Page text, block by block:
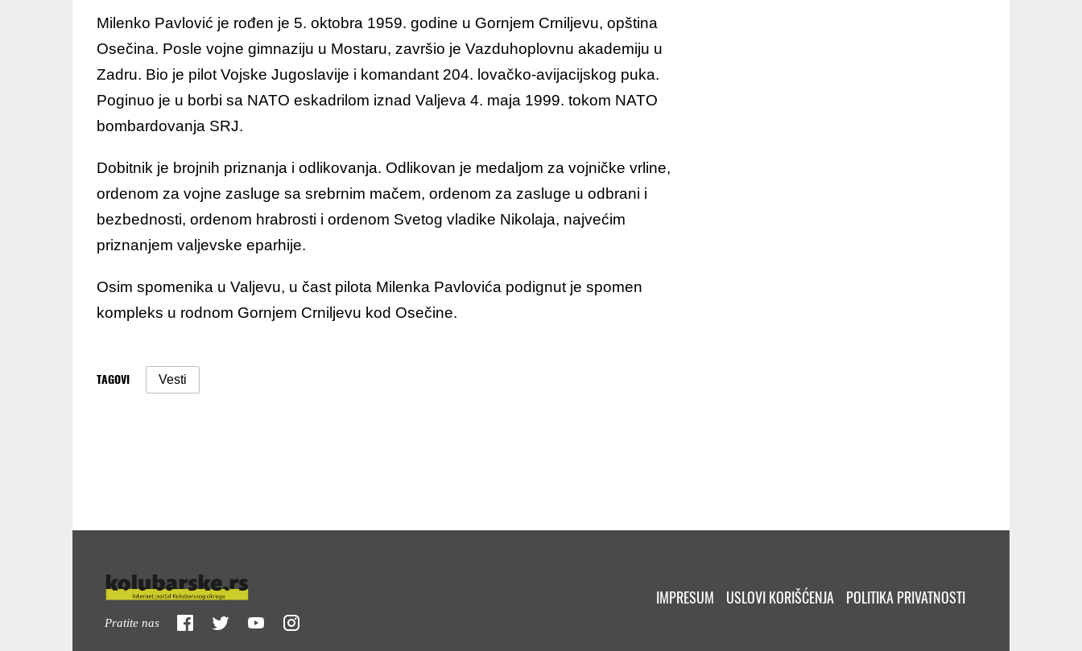
Milenko Pavlović je rođen je 5. oktobra 1959. godine u Gornjem Crniljevu, opština
Osečina. Posle vojne gimnaziju u Mostaru, završio je Vazduhoplovnu akademiju u
Zadru. Bio je pilot Vojske Jugoslavije i komandant 204. lovačko-avijacijskog puka.
Poginuo je u borbi sa NATO eskadrilom iznad Valjeva 4. maja 1999. tokom NATO
bombardovanja SRJ.
Dobitnik je brojnih priznanja i odlikovanja. Odlikovan je medaljom za vojničke vrline,
ordenom za vojne zasluge sa srebrnim mačem, ordenom za zasluge u odbrani i
bezbednosti, ordenom hrabrosti i ordenom Svetog vladike Nikolaja, najvećim
priznanjem valjevske eparhije.
Osim spomenika u Valjevu, u čast pilota Milenka Pavlovića podignut je spomen
kompleks u rodnom Gornjem Crniljevu kod Osečine.
TAGOVI Vesti
Pratite nas
IMPRESUM USLOVI KORIŠĆENJA POLITIKA PRIVATNOSTI